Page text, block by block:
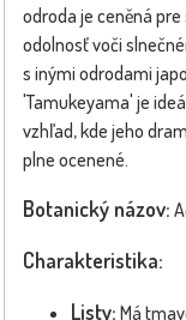
odroda je ceněná
odolnosť voči
s inými odrodami
'Tamukeyama' je
vzhľad, kde jeho
plne ocenené.
Botanický názov:
Charakteristika:
Listy: Má